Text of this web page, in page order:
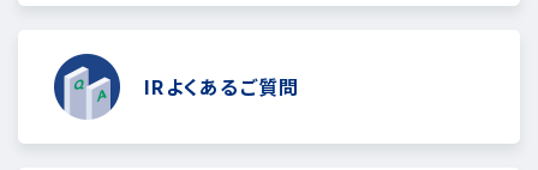
IRよくあるご質問